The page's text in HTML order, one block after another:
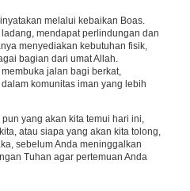
melalui kebaikan Boas.
mendapat perlindungan dan
menyediakan kebutuhan fisik,
bagian dari umat Allah.
jalan bagi berkat,
komunitas iman yang lebih
yang akan kita temui hari ini,
atau siapa yang akan kita tolong,
sebelum Anda meninggalkan
Tuhan agar pertemuan Anda